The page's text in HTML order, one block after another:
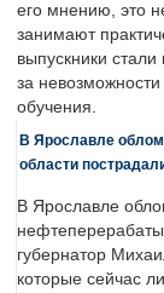
его мнению, это
занимают
выпускники
за
обучения.
В Ярославле
области
В Ярославле
губернатор
которые сейчас